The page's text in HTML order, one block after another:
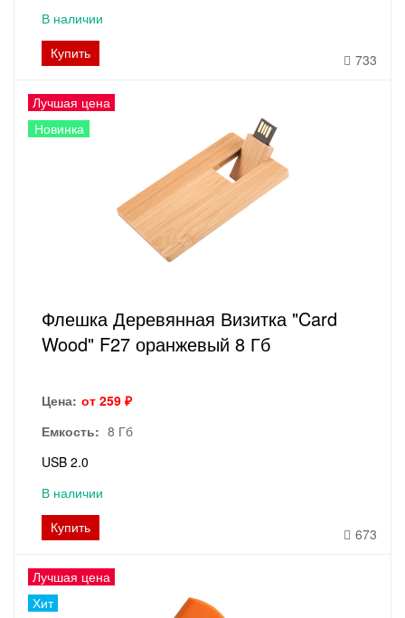
В наличии
Купить
733
Лучшая цена
Новинка
Флешка Деревянная Визитка "Card
Wood" F27 оранжевый 8 Гб
Цена: от 259 ₽
Емкость: 8 Гб
USB 2.0
В наличии
Купить
673
Лучшая цена
Хит